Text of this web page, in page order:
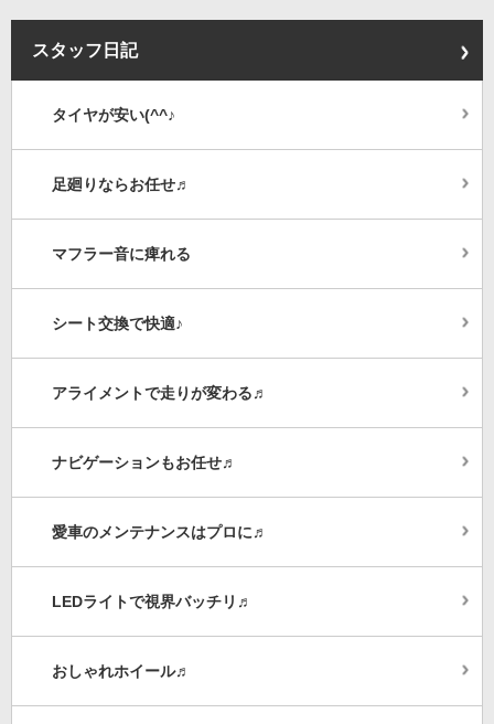
スタッフ日記
タイヤが安い(^^♪
足廻りならお任せ♬
マフラー音に痺れる
シート交換で快適♪
アライメントで走りが変わる♬
ナビゲーションもお任せ♬
愛車のメンテナンスはプロに♬
LEDライトで視界バッチリ♬
おしゃれホイール♬